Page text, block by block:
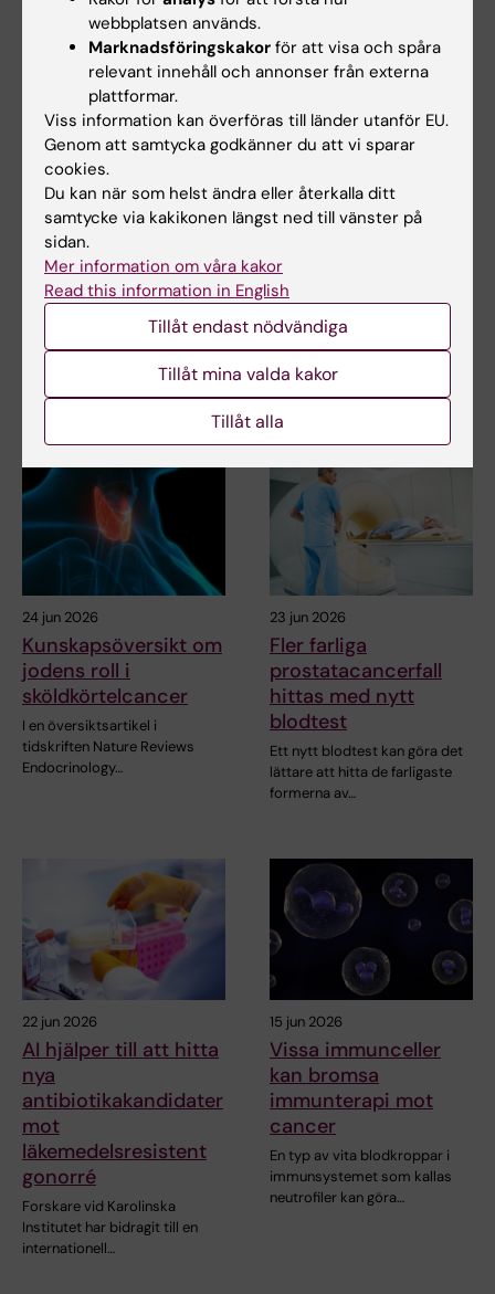
Relaterade artiklar
5 aug 2026
Hög följsamhet trots
täta kontroller av
barn med ärftlig
cancerrisk
Barn med en ärftlig variant i
genen TP53 följer i hög grad
29 jun 2026
stärka stödet till KI-
anställda och
studenter
Den snabba utvecklingen av AI
inom medicinsk forskning ökar
behovet av…
24 jun 2026
Kunskapsöversikt om
jodens roll i
sköldkörtelcancer
I en översiktsartikel i
tidskriften Nature Reviews
Endocrinology…
23 jun 2026
Fler farliga
prostatacancerfall
hittas med nytt
blodtest
Ett nytt blodtest kan göra det
lättare att hitta de farligaste
formerna av…
22 jun 2026
AI hjälper till att hitta
nya
antibiotikakandidater
mot
läkemedelsresistent
gonorré
Forskare vid Karolinska
Institutet har bidragit till en
internationell…
15 jun 2026
Vissa immunceller
kan bromsa
immunterapi mot
cancer
En typ av vita blodkroppar i
immunsystemet som kallas
neutrofiler kan göra…
webbplatsen används.
Marknadsföringskakor för att visa och spåra
relevant innehåll och annonser från externa
plattformar.
Viss information kan överföras till länder utanför EU.
Genom att samtycka godkänner du att vi sparar
cookies.
Du kan när som helst ändra eller återkalla ditt
samtycke via kakikonen längst ned till vänster på
sidan.
Mer information om våra kakor
Read this information in English
Tillåt endast nödvändiga
Tillåt mina valda kakor
Tillåt alla